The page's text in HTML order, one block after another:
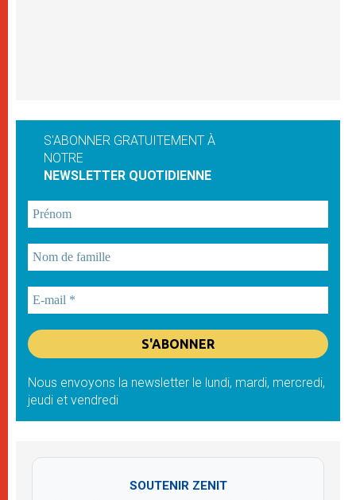
S'ABONNER GRATUITEMENT À
NOTRE
NEWSLETTER QUOTIDIENNE
Nous envoyons la newsletter le lundi, mardi, mercredi,
jeudi et vendredi
SOUTENIR ZENIT